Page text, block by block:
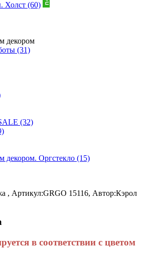
Холст (60)
декором
(31)
(32)
декором. Оргстекло (15)
, Артикул:GRGO 15116, Автор:Кэрол
в соответствии с цветом